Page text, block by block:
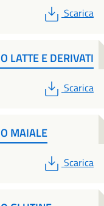
PDF
Scarica
E DERIVATI
PDF
Scarica
MAIALE
PDF
Scarica